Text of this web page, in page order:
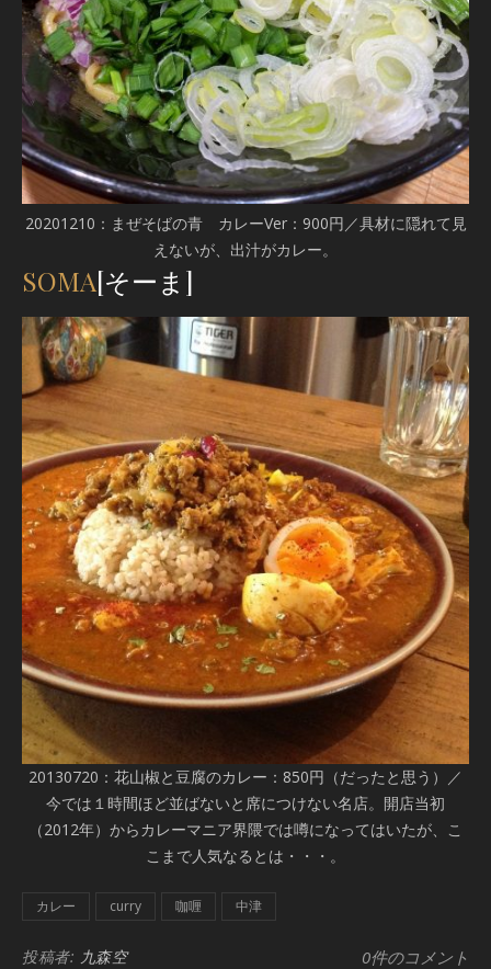
20201210：まぜそばの青 カレーVer：900円／具材に隠れて見
えないが、出汁がカレー。
SOMA[そーま]
20130720：花山椒と豆腐のカレー：850円（だったと思う）／
今では１時間ほど並ばないと席につけない名店。開店当初
（2012年）からカレーマニア界隈では噂になってはいたが、こ
こまで人気なるとは・・・。
カレー curry 咖喱 中津
投稿者: 九森空 0件のコメント